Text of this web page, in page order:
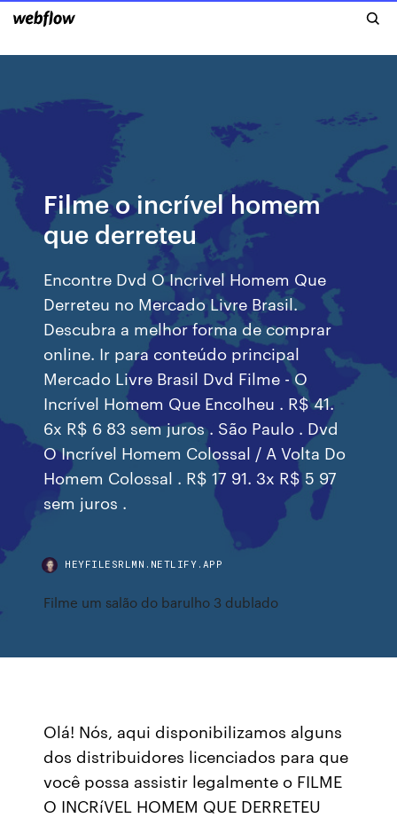
Filme o incrível homem
que derreteu
Encontre Dvd O Incrivel Homem Que
Derreteu no Mercado Livre Brasil.
Descubra a melhor forma de comprar
online. Ir para conteúdo principal
Mercado Livre Brasil Dvd Filme - O
Incrível Homem Que Encolheu . R$ 41.
6x R$ 6 83 sem juros . São Paulo . Dvd
O Incrível Homem Colossal / A Volta Do
Homem Colossal . R$ 17 91. 3x R$ 5 97
sem juros .
HEYFILESRLMN.NETLIFY.APP
Filme um salão do barulho 3 dublado
Olá! Nós, aqui disponibilizamos alguns
dos distribuidores licenciados para que
você possa assistir legalmente o FILME
O INCRíVEL HOMEM QUE DERRETEU